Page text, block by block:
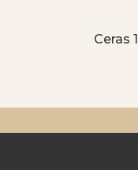
Ceras